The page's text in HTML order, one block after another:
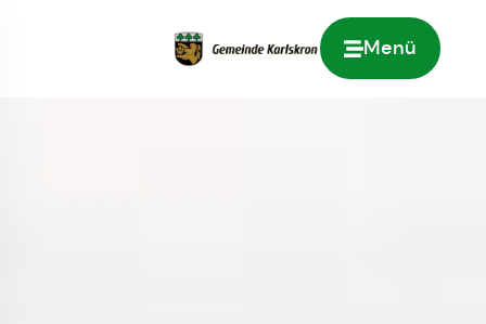
Menü